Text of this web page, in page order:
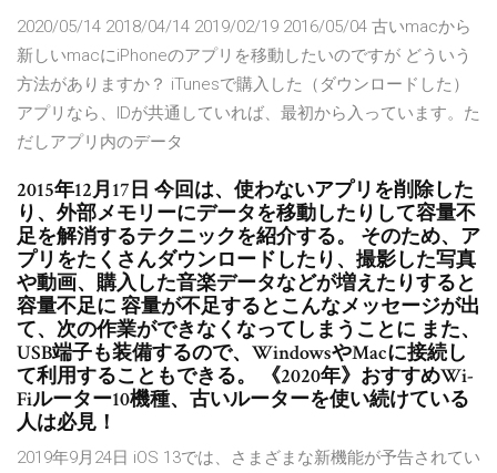
2020/05/14 2018/04/14 2019/02/19 2016/05/04 古いmacから
新しいmacにiPhoneのアプリを移動したいのですが どういう
方法がありますか？ iTunesで購入した（ダウンロードした）
アプリなら、IDが共通していれば、最初から入っています。た
だしアプリ内のデータ
2015年12月17日 今回は、使わないアプリを削除した
り、外部メモリーにデータを移動したりして容量不
足を解消するテクニックを紹介する。 そのため、ア
プリをたくさんダウンロードしたり、撮影した写真
や動画、購入した音楽データなどが増えたりすると
容量不足に 容量が不足するとこんなメッセージが出
て、次の作業ができなくなってしまうことに また、
USB端子も装備するので、WindowsやMacに接続し
て利用することもできる。 《2020年》おすすめWi-
Fiルーター10機種、古いルーターを使い続けている
人は必見！
2019年9月24日 iOS 13では、さまざまな新機能が予告されてい